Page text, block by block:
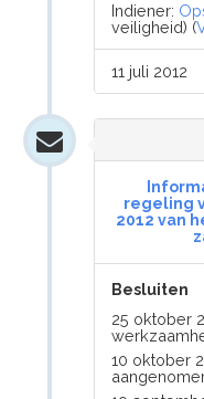
Indiener:
veiligheid) (
11 juli 2012
regeling
2012 van
Besluiten
25 oktober
10 oktober